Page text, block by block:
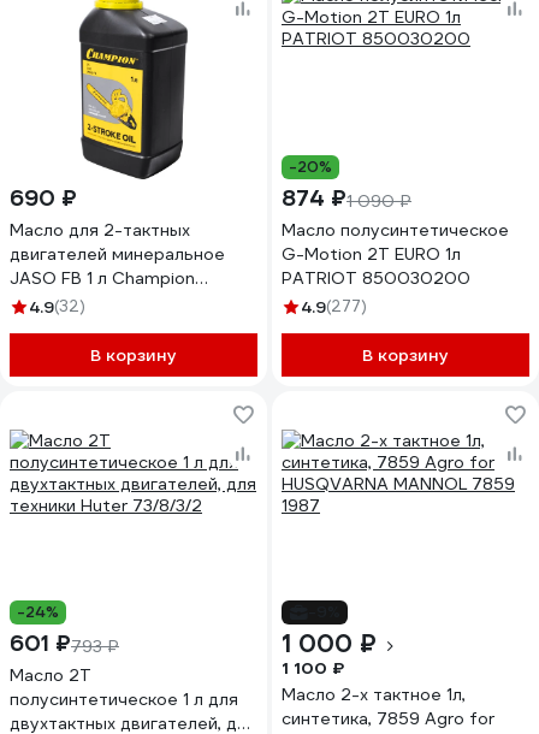
690 ₽
Масло для 2-тактных
двигателей минеральное
JASO FB 1 л Champion
952831
4.9(32)
В корзину
-20%
874 ₽1 090 ₽
Масло полусинтетическое
G-Motion 2Т EURO 1л
PATRIOT 850030200
4.9(277)
В корзину
-24%
601 ₽793 ₽
Масло 2Т
полусинтетическое 1 л для
двухтактных двигателей, для
1 000 ₽
1 100 ₽
Mасло 2-х тактное 1л,
синтетика, 7859 Agro for